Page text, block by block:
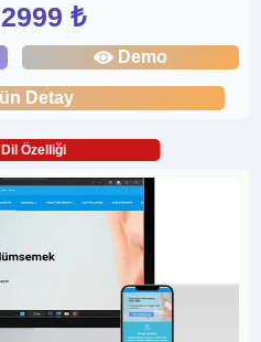
2999 ₺
Demo
Detay
Özelliği